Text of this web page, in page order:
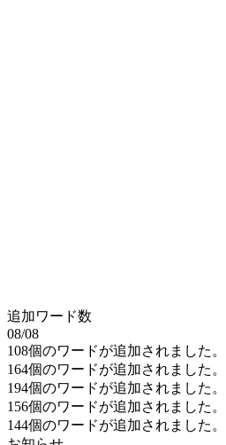
追加ワード数
08/08
108個のワードが追加されました。
164個のワードが追加されました。
194個のワードが追加されました。
156個のワードが追加されました。
144個のワードが追加されました。